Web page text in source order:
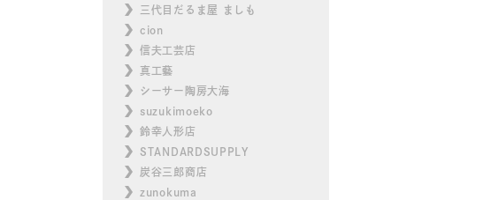
三代目だるま屋 ましも
cion
信夫工芸店
真工藝
シーサー陶房大海
suzukimoeko
鈴幸人形店
STANDARDSUPPLY
炭谷三郎商店
zunokuma